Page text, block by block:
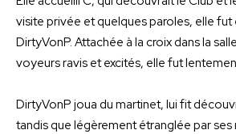
visite privée et quelques paroles, elle
DirtyVonP. Attachée à la croix dans la
voyeurs ravis et excités, elle fut
DirtyVonP joua du martinet, lui fit
tandis que légèrement étranglée par ses